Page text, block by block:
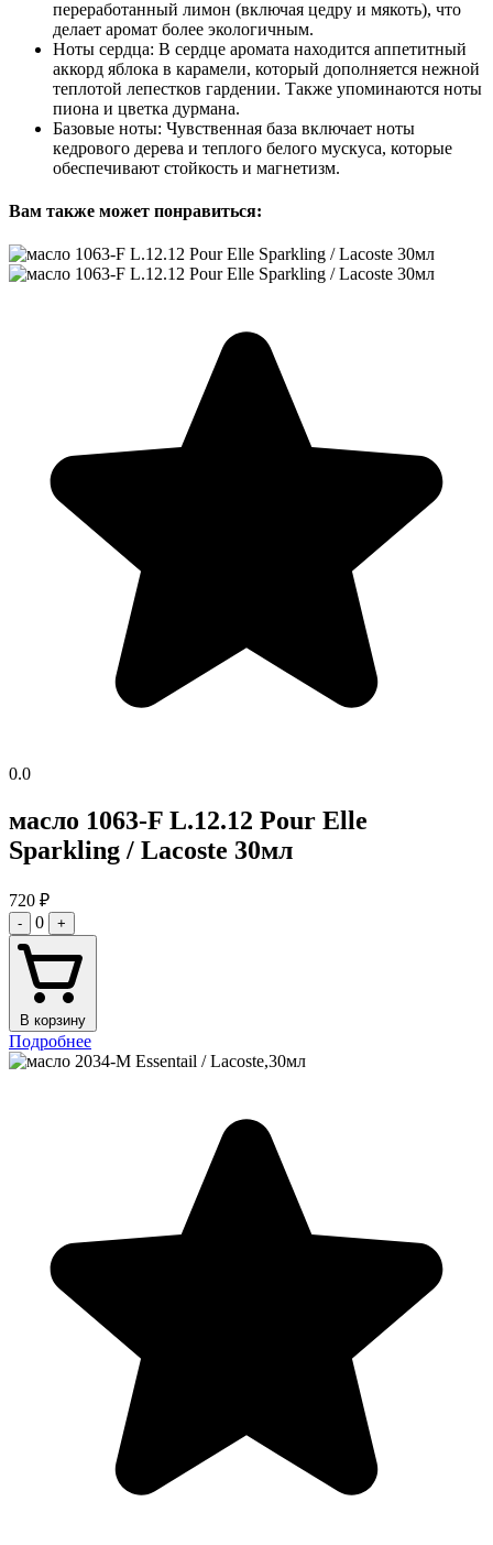
переработанный лимон (включая цедру и мякоть), что
делает аромат более экологичным.
Ноты сердца: В сердце аромата находится аппетитный
аккорд яблока в карамели, который дополняется нежной
теплотой лепестков гардении. Также упоминаются ноты
пиона и цветка дурмана.
Базовые ноты: Чувственная база включает ноты
кедрового дерева и теплого белого мускуса, которые
обеспечивают стойкость и магнетизм.
Вам также может понравиться:
0.0
масло 1063-F L.12.12 Pour Elle
Sparkling / Lacoste 30мл
720 ₽
- 0 +
В корзину
Подробнее